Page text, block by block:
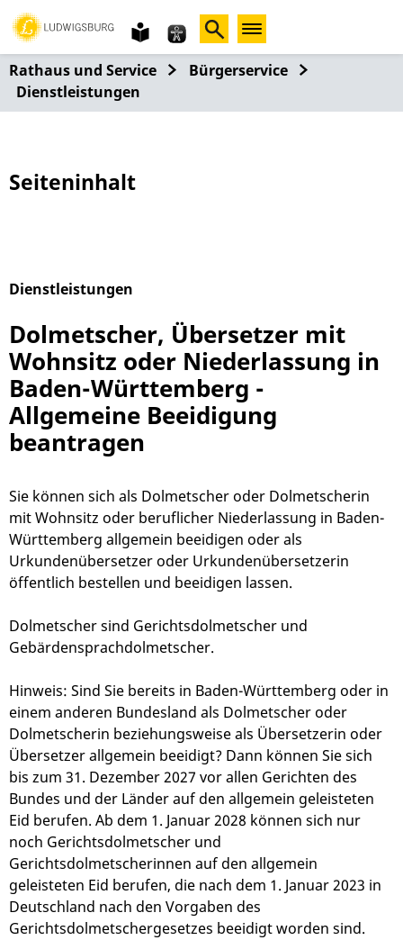
Gebärdensprache
leichte
Sprache
Rathaus und Service
Bürgerservice
Dienstleistungen
Seiteninhalt
Dienstleistungen
Dolmetscher, Übersetzer mit
Wohnsitz oder Niederlassung in
Baden-Württemberg -
Allgemeine Beeidigung
beantragen
Sie können sich als Dolmetscher oder Dolmetscherin
mit Wohnsitz oder beruflicher Niederlassung in Baden-
Württemberg allgemein beeidigen oder als
Urkundenübersetzer oder Urkundenübersetzerin
öffentlich bestellen und beeidigen lassen.
Dolmetscher sind Gerichtsdolmetscher und
Gebärdensprachdolmetscher.
Hinweis: Sind Sie bereits in Baden-Württemberg oder in
einem anderen Bundesland als Dolmetscher oder
Dolmetscherin beziehungsweise als Übersetzerin oder
Übersetzer allgemein beeidigt? Dann können Sie sich
bis zum 31. Dezember 2027 vor allen Gerichten des
Bundes und der Länder auf den allgemein geleisteten
Eid berufen. Ab dem 1. Januar 2028 können sich nur
noch Gerichtsdolmetscher und
Gerichtsdolmetscherinnen auf den allgemein
geleisteten Eid berufen, die nach dem 1. Januar 2023 in
Deutschland nach den Vorgaben des
Gerichtsdolmetschergesetzes beeidigt worden sind.